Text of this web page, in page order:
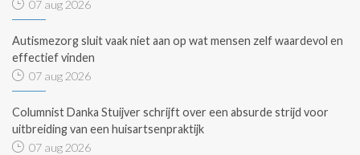
07 aug 2026
Autismezorg sluit vaak niet aan op wat mensen zelf waardevol en
effectief vinden
07 aug 2026
Columnist Danka Stuijver schrijft over een absurde strijd voor
uitbreiding van een huisartsenpraktijk
07 aug 2026